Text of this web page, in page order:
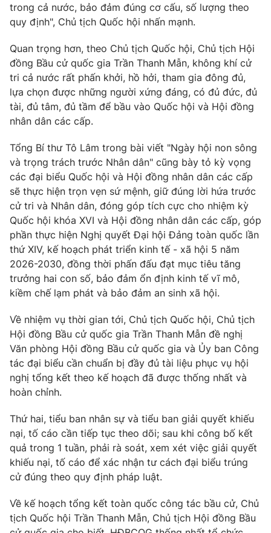
trong cả nước, bảo đảm đúng cơ cấu, số lượng theo
quy định", Chủ tịch Quốc hội nhấn mạnh.
Quan trọng hơn, theo Chủ tịch Quốc hội, Chủ tịch Hội
đồng Bầu cử quốc gia Trần Thanh Mẫn, không khí cử
tri cả nước rất phấn khởi, hồ hởi, tham gia đông đủ,
lựa chọn được những người xứng đáng, có đủ đức, đủ
tài, đủ tâm, đủ tầm để bầu vào Quốc hội và Hội đồng
nhân dân các cấp.
Tổng Bí thư Tô Lâm trong bài viết "Ngày hội non sông
và trọng trách trước Nhân dân" cũng bày tỏ kỳ vọng
các đại biểu Quốc hội và Hội đồng nhân dân các cấp
sẽ thực hiện trọn vẹn sứ mệnh, giữ đúng lời hứa trước
cử tri và Nhân dân, đóng góp tích cực cho nhiệm kỳ
Quốc hội khóa XVI và Hội đồng nhân dân các cấp, góp
phần thực hiện Nghị quyết Đại hội Đảng toàn quốc lần
thứ XIV, kế hoạch phát triển kinh tế - xã hội 5 năm
2026-2030, đồng thời phấn đấu đạt mục tiêu tăng
trưởng hai con số, bảo đảm ổn định kinh tế vĩ mô,
kiềm chế lạm phát và bảo đảm an sinh xã hội.
Về nhiệm vụ thời gian tới, Chủ tịch Quốc hội, Chủ tịch
Hội đồng Bầu cử quốc gia Trần Thanh Mẫn đề nghị
Văn phòng Hội đồng Bầu cử quốc gia và Ủy ban Công
tác đại biểu cần chuẩn bị đầy đủ tài liệu phục vụ hội
nghị tổng kết theo kế hoạch đã được thống nhất và
hoàn chỉnh.
Thứ hai, tiểu ban nhân sự và tiểu ban giải quyết khiếu
nại, tố cáo cần tiếp tục theo dõi; sau khi công bố kết
quả trong 1 tuần, phải rà soát, xem xét việc giải quyết
khiếu nại, tố cáo để xác nhận tư cách đại biểu trúng
cử đúng theo quy định pháp luật.
Về kế hoạch tổng kết toàn quốc công tác bầu cử, Chủ
tịch Quốc hội Trần Thanh Mẫn, Chủ tịch Hội đồng Bầu